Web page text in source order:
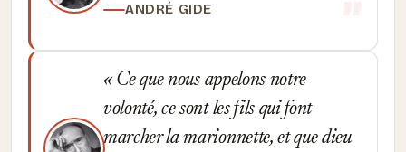
ANDRÉ GIDE
Ce que nous appelons notre
volonté, ce sont les fils qui font
marcher la marionnette, et que dieu